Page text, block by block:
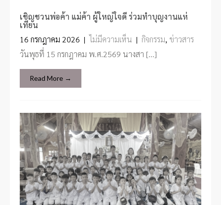
เชิญชวนพ่อค้า แม่ค้า ผู้ใหญ่ใจดี ร่วมทำบุญงานแห่
เทียน
16 กรกฎาคม 2026 | ไม่มีความเห็น | กิจกรรม, ข่าวสาร
วันพุธที่ 15 กรกฎาคม พ.ศ.2569 นางสา […]
Read More →